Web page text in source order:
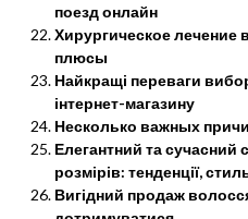
поезд онлайн
Хирургическое лечение
плюсы
Найкращі переваги
інтернет-магазину
Несколько важных
Елегантний та сучасний
розмірів: тенденції,
Вигідний продаж